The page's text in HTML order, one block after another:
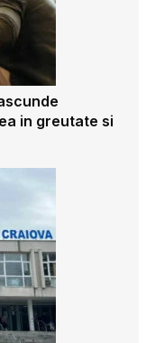
in greutate si